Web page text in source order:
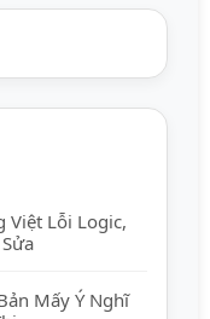
Việt Lỗi Logic,
Mấy Ý Nghĩ